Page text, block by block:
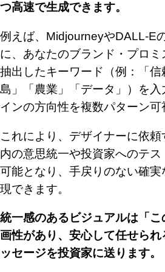
つ高速で生成できます。
例えば、MidjourneyやDALL-E
に、あなたのブランド・プロ
抽出したキーワード（例：「
島」「農業」「データ」）を
インの方向性を複数パターン可
これにより、デザイナーに依
内の意思統一や投資家へのテ
可能となり、手戻りのない確
現できます。
統一感のあるビジュアルは「
画性があり、安心して任せら
ッセージを投資家に送ります。